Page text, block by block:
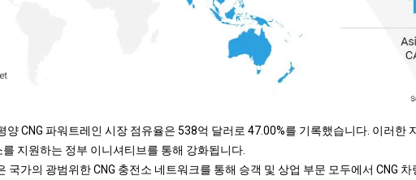
양 CNG 파워트레인 시장 점유율은 538억 달러로 47.00%를 기록했습니다. 이러한
를 지원하는 정부 이니셔티브를 통해 강화됩니다.
국가의 광범위한 CNG 충전소 네트워크를 통해 승객 및 상업 부문 모두에서 CNG